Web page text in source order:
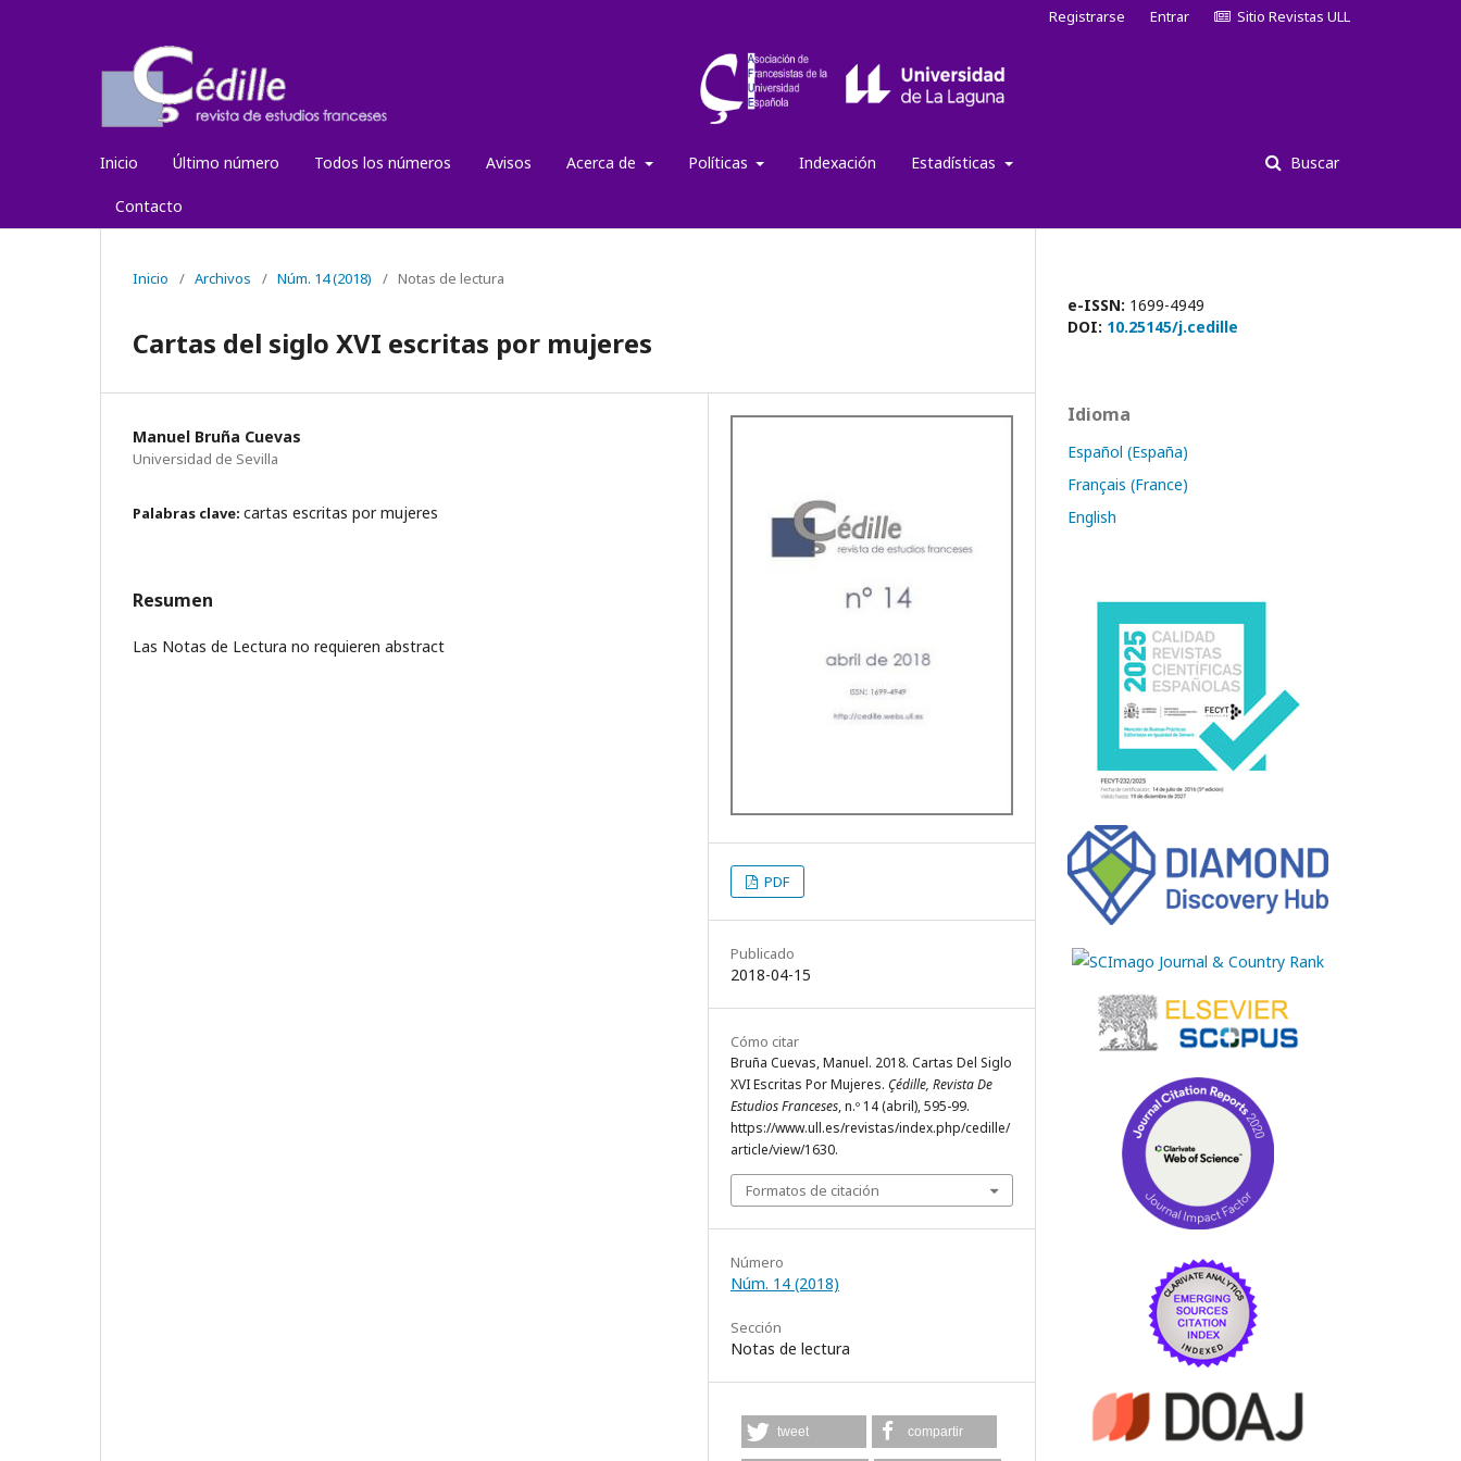
Inicio Último número Todos los números Avisos Acerca de Políticas Indexación Estadísticas
Contacto
Buscar
Registrarse Entrar Sitio Revistas ULL
Inicio / Archivos / Núm. 14 (2018) / Notas de lectura
Cartas del siglo XVI escritas por mujeres
Manuel Bruña Cuevas
Universidad de Sevilla
Palabras clave: cartas escritas por mujeres
Resumen
Las Notas de Lectura no requieren abstract
PDF
Publicado
2018-04-15
Cómo citar
Bruña Cuevas, Manuel. 2018. Cartas Del Siglo
XVI Escritas Por Mujeres. Çédille, Revista De
Estudios Franceses, n.º 14 (abril), 595-99.
https://www.ull.es/revistas/index.php/cedille/
article/view/1630.
Formatos de citación
Número
Núm. 14 (2018)
Sección
Notas de lectura
tweet compartir
e-ISSN: 1699-4949
DOI: 10.25145/j.cedille
Idioma
Español (España)
Français (France)
English